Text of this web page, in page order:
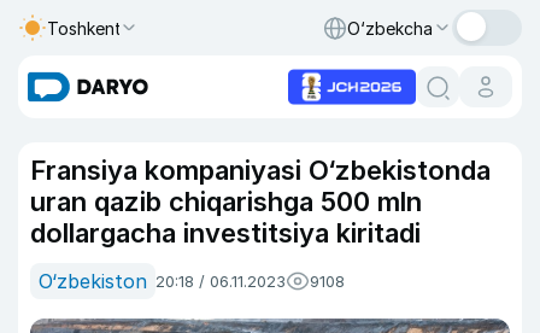
Toshkent O‘zbekcha
Fransiya kompaniyasi O‘zbekistonda
uran qazib chiqarishga 500 mln
dollargacha investitsiya kiritadi
O‘zbekiston 20:18 / 06.11.2023 9108